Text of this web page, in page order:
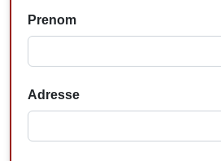
Prenom
Adresse